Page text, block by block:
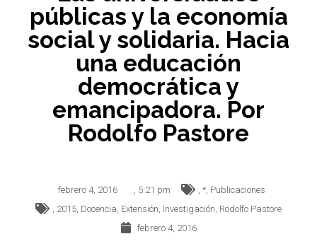
públicas y la economía
social y solidaria. Hacia
una educación
democrática y
emancipadora. Por
Rodolfo Pastore
febrero 4, 2016 5:21 pm *, Publicaciones
2015 Docencia Extensión Investigación Rodolfo Pastore
febrero 4, 2016